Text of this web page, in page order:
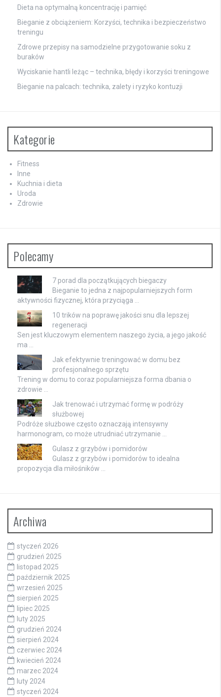
Dieta na optymalną koncentrację i pamięć
Bieganie z obciążeniem: Korzyści, technika i bezpieczeństwo
treningu
Zdrowe przepisy na samodzielne przygotowanie soku z
buraków
Wyciskanie hantli leżąc – technika, błędy i korzyści treningowe
Bieganie na palcach: technika, zalety i ryzyko kontuzji
Kategorie
Fitness
Inne
Kuchnia i dieta
Uroda
Zdrowie
Polecamy
7 porad dla początkujących biegaczy
Bieganie to jedna z najpopularniejszych form
aktywności fizycznej, która przyciąga …
10 trików na poprawę jakości snu dla lepszej
regeneracji
Sen jest kluczowym elementem naszego życia, a jego jakość
ma …
Jak efektywnie treningować w domu bez
profesjonalnego sprzętu
Trening w domu to coraz popularniejsza forma dbania o
zdrowie …
Jak trenować i utrzymać formę w podróży
służbowej
Podróże służbowe często oznaczają intensywny
harmonogram, co może utrudniać utrzymanie …
Gulasz z grzybów i pomidorów
Gulasz z grzybów i pomidorów to idealna
propozycja dla miłośników …
Archiwa
styczeń 2026
grudzień 2025
listopad 2025
październik 2025
wrzesień 2025
sierpień 2025
lipiec 2025
luty 2025
grudzień 2024
sierpień 2024
czerwiec 2024
kwiecień 2024
marzec 2024
luty 2024
styczeń 2024